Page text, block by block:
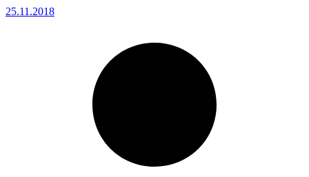
25.11.2018